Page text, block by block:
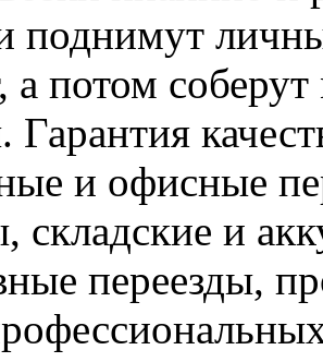
поднимут
а потом
и офисные
складские и
переезды,